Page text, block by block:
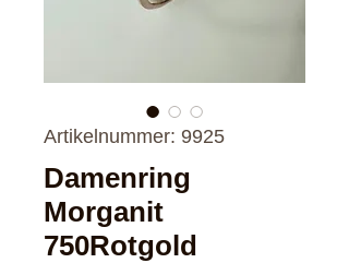
Artikelnummer: 9925
Damenring
Morganit
750Rotgold